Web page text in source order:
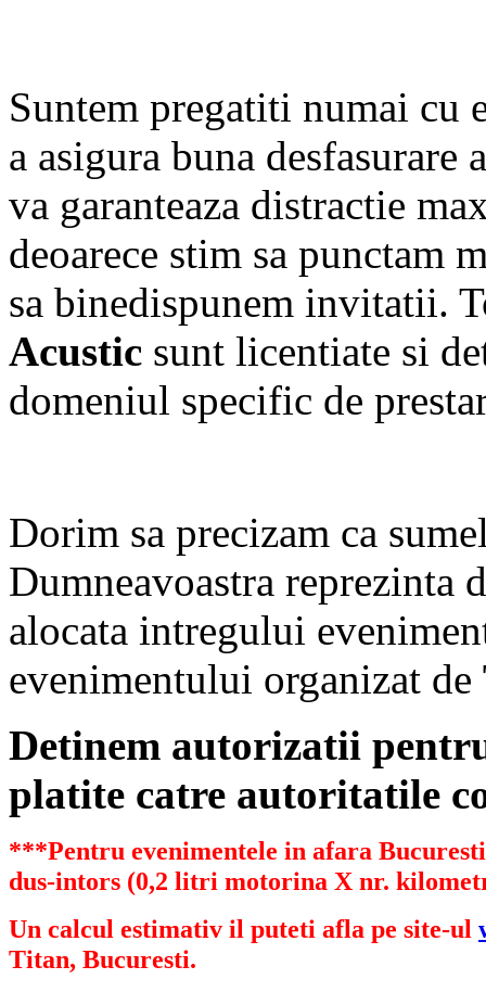
Suntem pregatiti numai cu
a asigura buna desfasurare
va garanteaza distractie
deoarece stim sa punctam
sa binedispunem invitatii.
Acustic sunt licentiate si
domeniul specific de
Dorim sa precizam ca
Dumneavoastra reprezinta
alocata intregului
evenimentului organizat de
Detinem autorizatii
platite catre autoritatile
***Pentru evenimentele in afara
dus-intors (0,2 litri motorina X nr.
Un calcul estimativ il puteti afla pe site-ul
Titan, Bucuresti.